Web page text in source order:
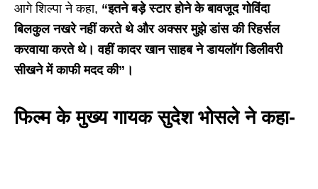
आगे शिल्पा ने कहा, “इतनेबड़े स्टार होने के बावजूदगोविंदा
बिलकुलनखरे नहींकरते थे और अक्सर मुझेडांस की रिहर्सल
करवाया करते थे। वहींकादर खान साहबने डायलॉगडिलीवरी
सीखने मेंकाफीमददकी”।
फिल्म के मुख्य गायक सुदेश भोसले ने कहा-